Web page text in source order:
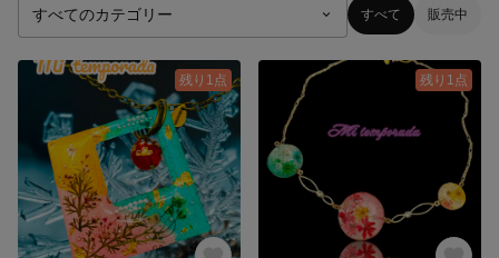
すべて 販売中
残り1点 残り1点